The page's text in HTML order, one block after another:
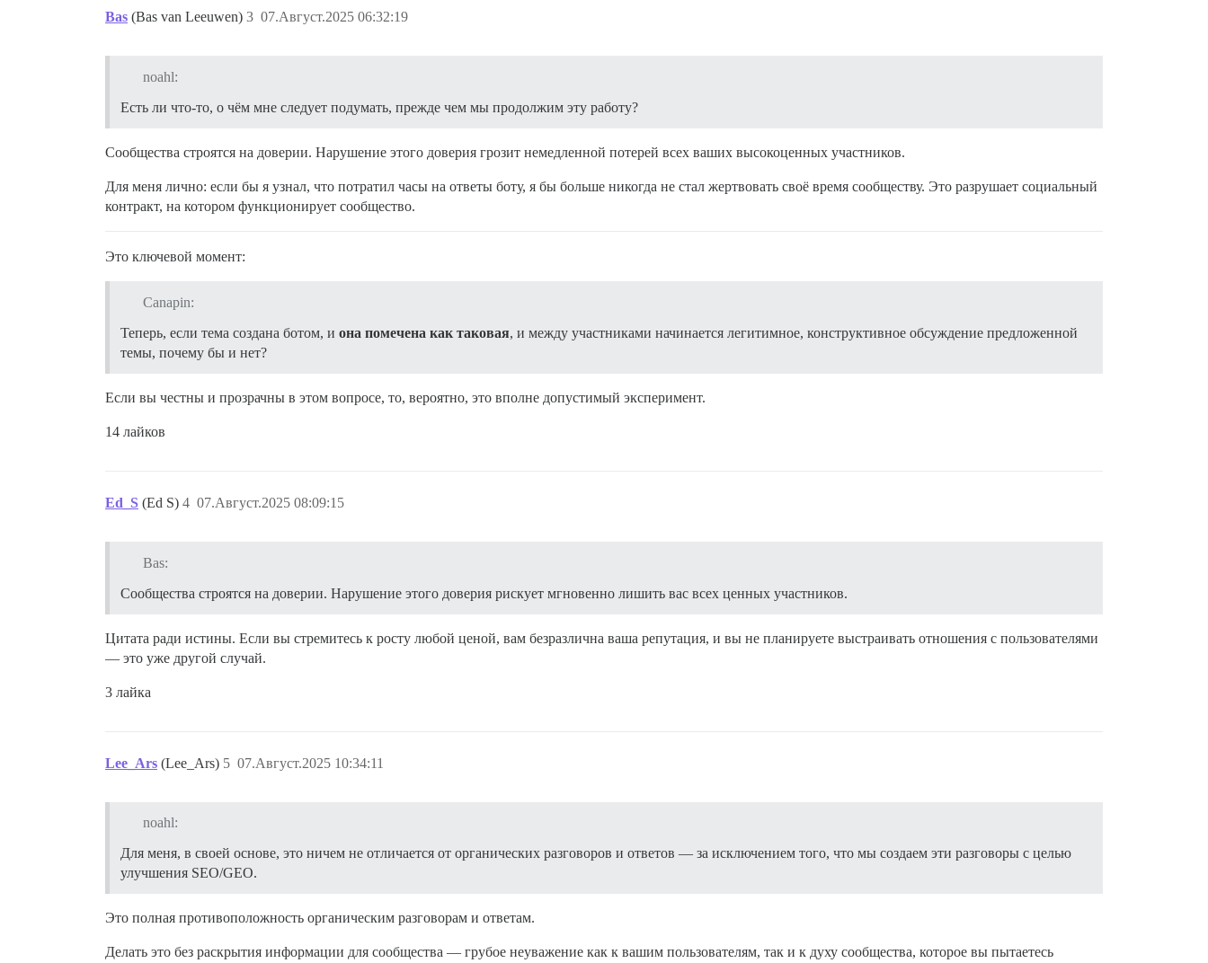
Bas (Bas van Leeuwen) 07.Август.2025 06:32:19
3
noahl:
Есть ли что-то, о чём мне следует подумать, прежде чем мы продолжим эту работу?
Сообщества строятся на доверии. Нарушение этого доверия грозит немедленной потерей всех ваших высокоценных участников.
Для меня лично: если бы я узнал, что потратил часы на ответы боту, я бы больше никогда не стал жертвовать своё время сообществу. Это разрушает социальный
контракт, на котором функционирует сообщество.
Это ключевой момент:
Canapin:
Теперь, если тема создана ботом, и она помечена как таковая, и между участниками начинается легитимное, конструктивное обсуждение предложенной
темы, почему бы и нет?
Если вы честны и прозрачны в этом вопросе, то, вероятно, это вполне допустимый эксперимент.
14 лайков
Ed_S (Ed S) 07.Август.2025 08:09:15
4
Bas:
Сообщества строятся на доверии. Нарушение этого доверия рискует мгновенно лишить вас всех ценных участников.
Цитата ради истины. Если вы стремитесь к росту любой ценой, вам безразлична ваша репутация, и вы не планируете выстраивать отношения с пользователями
— это уже другой случай.
3 лайка
Lee_Ars (Lee_Ars) 07.Август.2025 10:34:11
5
noahl:
Для меня, в своей основе, это ничем не отличается от органических разговоров и ответов — за исключением того, что мы создаем эти разговоры с целью
улучшения SEO/GEO.
Это полная противоположность органическим разговорам и ответам.
Делать это без раскрытия информации для сообщества — грубое неуважение как к вашим пользователям, так и к духу сообщества, которое вы пытаетесь